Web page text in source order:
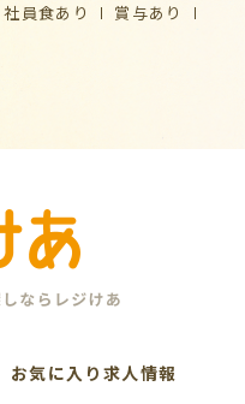
社員食あり
賞与あり
お気に入り求人情報